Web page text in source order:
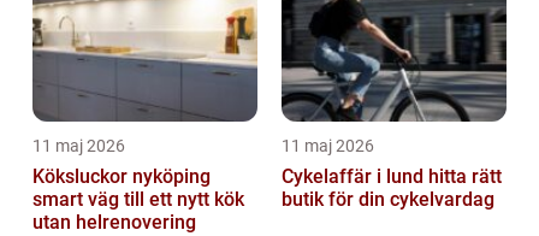
11 maj 2026
Köksluckor nyköping
smart väg till ett nytt kök
utan helrenovering
11 maj 2026
Cykelaffär i lund hitta rätt
butik för din cykelvardag